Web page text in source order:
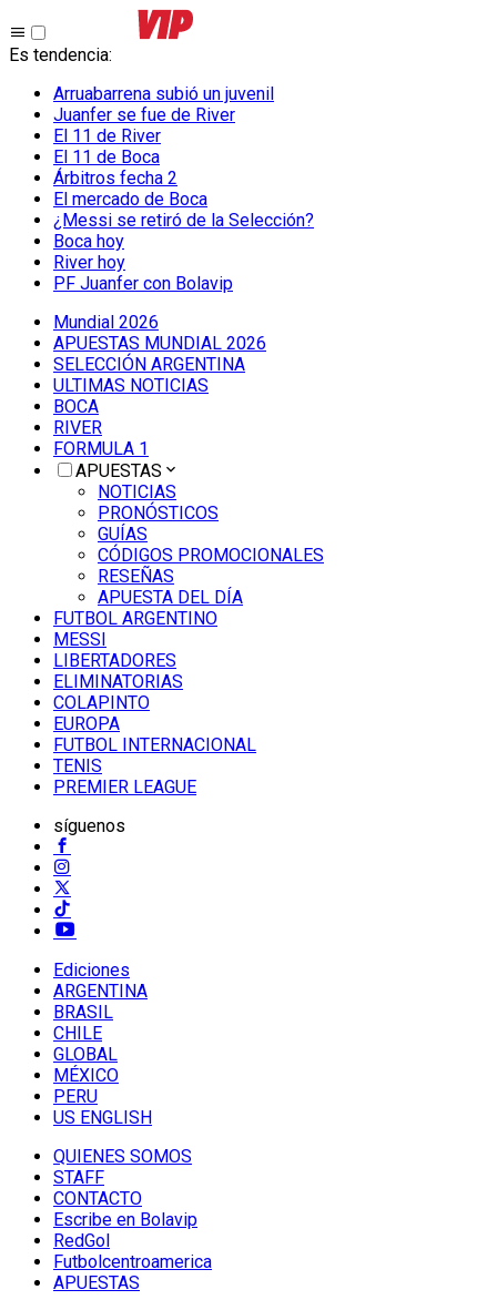
Es tendencia:
Arruabarrena subió un juvenil
Juanfer se fue de River
El 11 de River
El 11 de Boca
Árbitros fecha 2
El mercado de Boca
¿Messi se retiró de la Selección?
Boca hoy
River hoy
PF Juanfer con Bolavip
Mundial 2026
APUESTAS MUNDIAL 2026
SELECCIÓN ARGENTINA
ULTIMAS NOTICIAS
BOCA
RIVER
FORMULA 1
APUESTAS
NOTICIAS
PRONÓSTICOS
GUÍAS
CÓDIGOS PROMOCIONALES
RESEÑAS
APUESTA DEL DÍA
FUTBOL ARGENTINO
MESSI
LIBERTADORES
ELIMINATORIAS
COLAPINTO
EUROPA
FUTBOL INTERNACIONAL
TENIS
PREMIER LEAGUE
síguenos
Ediciones
ARGENTINA
BRASIL
CHILE
GLOBAL
MÉXICO
PERU
US ENGLISH
QUIENES SOMOS
STAFF
CONTACTO
Escribe en Bolavip
RedGol
Futbolcentroamerica
APUESTAS